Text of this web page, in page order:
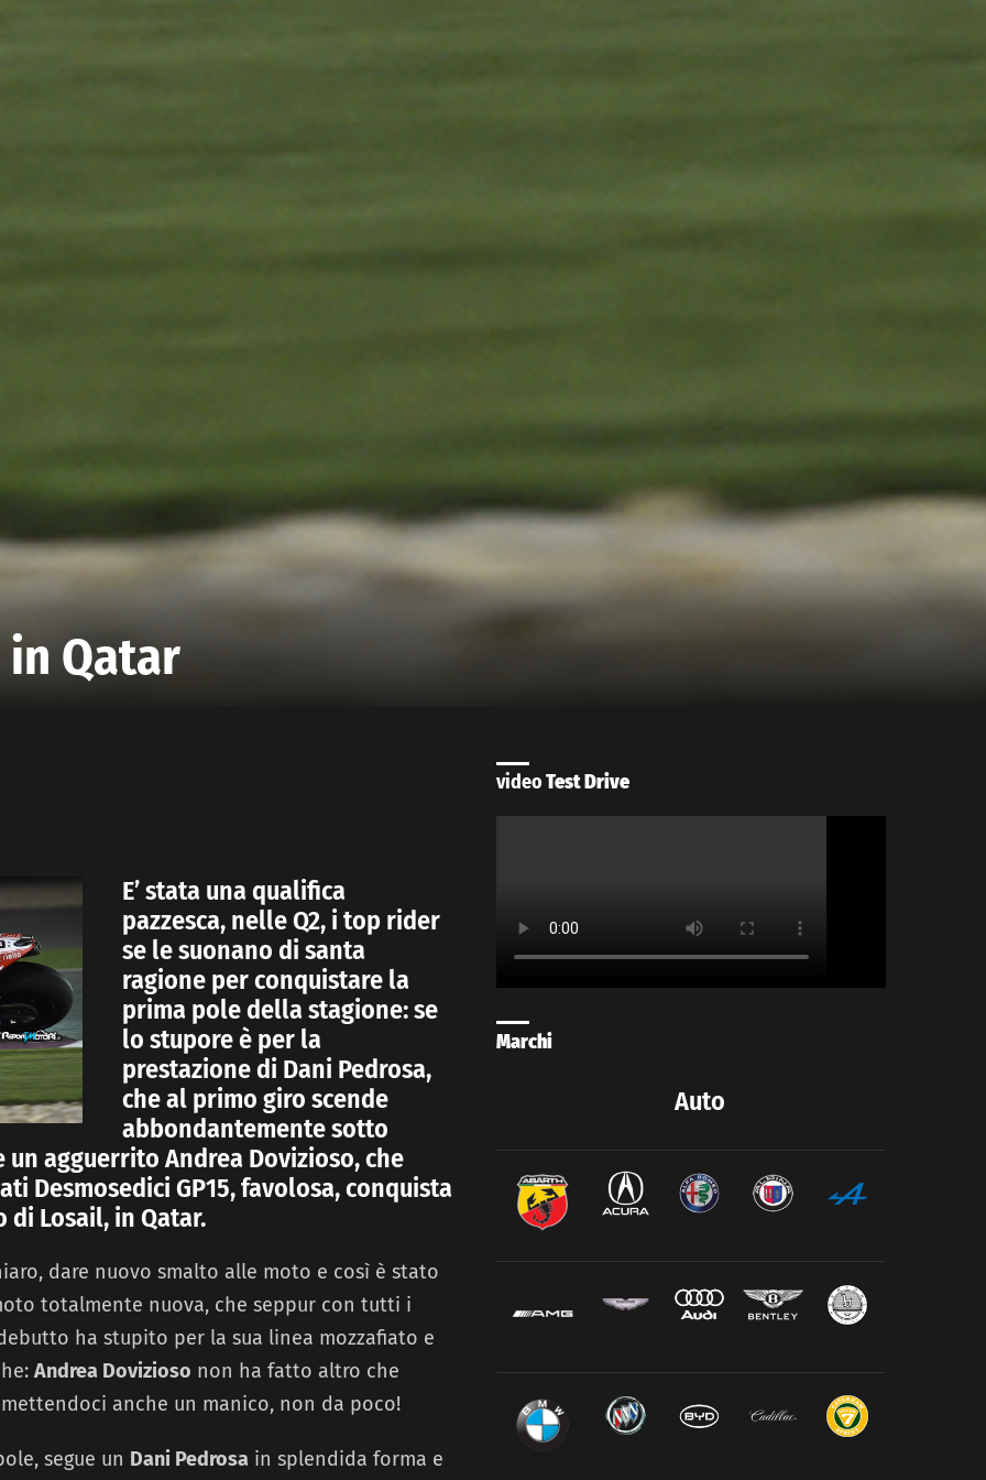
Qatar
E’ stata una qualifica
pazzesca, nelle Q2, i top rider
se le suonano di santa
ragione per conquistare la
prima pole della stagione: se
lo stupore è per la
prestazione di Dani Pedrosa,
che al primo giro scende
abbondantemente sotto
un agguerrito Andrea Dovizioso, che
Desmosedici GP15, favolosa, conquista
Losail, in Qatar.
dare nuovo smalto alle moto e così è stato
totalmente nuova, che seppur con tutti i
ha stupito per la sua linea mozzafiato e
Andrea Dovizioso non ha fatto altro che
anche un manico, non da poco!
segue un Dani Pedrosa in splendida forma e
videoTest Drive
Marchi
Auto